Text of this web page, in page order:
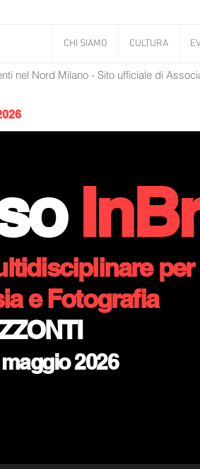
CHI SIAMO CULTURA
nel Nord Milano - Sito ufficiale di
per
e Fotografia
2026